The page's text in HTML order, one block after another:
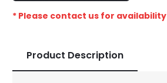
* Please contact us for availability
Product Description